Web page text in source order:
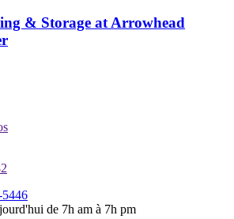
& Storage at Arrowhead
de 7h am à 7h pm